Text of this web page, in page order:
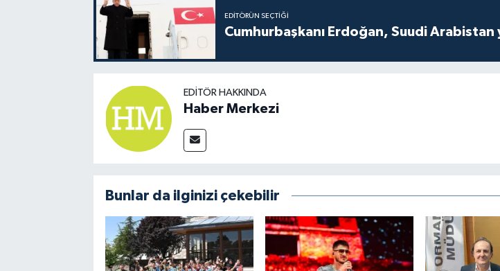
EDITÖRÜN SEÇTIĞI
Cumhurbaşkanı Erdoğan, Suudi Arabistan
EDITÖR HAKKINDA
Haber Merkezi
Bunlar da ilginizi çekebilir